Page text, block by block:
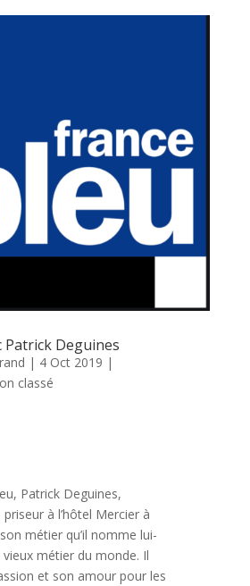
Patrick Deguines
| 4 Oct 2019 |
classé
Patrick Deguines,
à l’hôtel Mercier à
métier qu’il nomme lui-
métier du monde. Il
et son amour pour les